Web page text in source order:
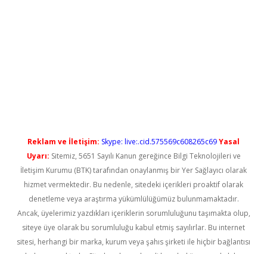
Reklam ve İletişim: Skype: live:.cid.575569c608265c69Yasal
Uyarı: Sitemiz, 5651 Sayılı Kanun gereğince Bilgi Teknolojileri ve
İletişim Kurumu (BTK) tarafından onaylanmış bir Yer Sağlayıcı olarak
hizmet vermektedir. Bu nedenle, sitedeki içerikleri proaktif olarak
denetleme veya araştırma yükümlülüğümüz bulunmamaktadır.
Ancak, üyelerimiz yazdıkları içeriklerin sorumluluğunu taşımakta olup,
siteye üye olarak bu sorumluluğu kabul etmiş sayılırlar. Bu internet
sitesi, herhangi bir marka, kurum veya şahıs şirketi ile hiçbir bağlantısı